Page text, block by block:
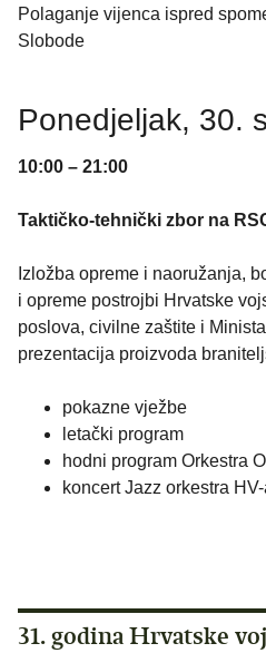
Polaganje vijenca ispred
Slobode
Ponedjeljak, 30.
10:00 – 21:00
Taktičko-tehnički zbor na
Izložba opreme i naoružanja,
i opreme postrojbi Hrvatske
poslova, civilne zaštite i
prezentacija proizvoda
pokazne vježbe
letački program
hodni program Orkestra
koncert Jazz orkestra
31. godina Hrvatske